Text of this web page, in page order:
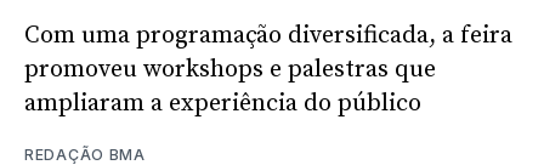
Com uma programação diversificada, a feira
promoveu workshops e palestras que
ampliaram a experiência do público
REDAÇÃO BMA